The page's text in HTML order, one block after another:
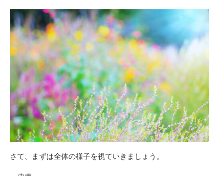
さて、まずは全体の様子を視ていきましょう。